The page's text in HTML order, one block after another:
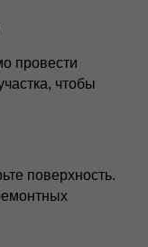
провести
чтобы
поверхность.